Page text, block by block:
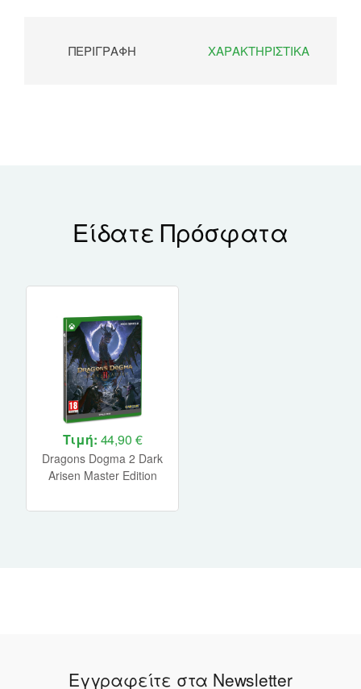
ΠΕΡΙΓΡΑΦΉ ΧΑΡΑΚΤΗΡΙΣΤΙΚΆ
Είδατε Πρόσφατα
Τιμή: 44,90 €
Dragons Dogma 2 Dark
Arisen Master Edition
Εγγραφείτε στα Newsletter